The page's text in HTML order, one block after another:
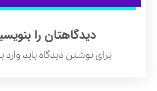
دیدگاهتان را
برای نوشتن دیدگاه باید وارد